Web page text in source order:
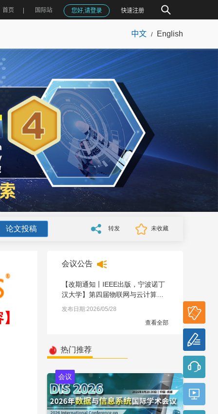
首页 国际站 您好,请登录 快速注册
中文 / English
论文投稿 转发 未收藏
会议公告
【改期通知丨IEEE出版，宁波诺丁
汉大学】第四届物联网与云计算技
术国际学术会议（IoTCCT 2026）
发布日期:2026/05/28
查看全部
热门推荐
会议
参会
报名
论文
投稿